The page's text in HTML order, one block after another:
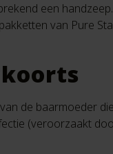
een
van Pure
de baarmoeder
(veroorzaakt